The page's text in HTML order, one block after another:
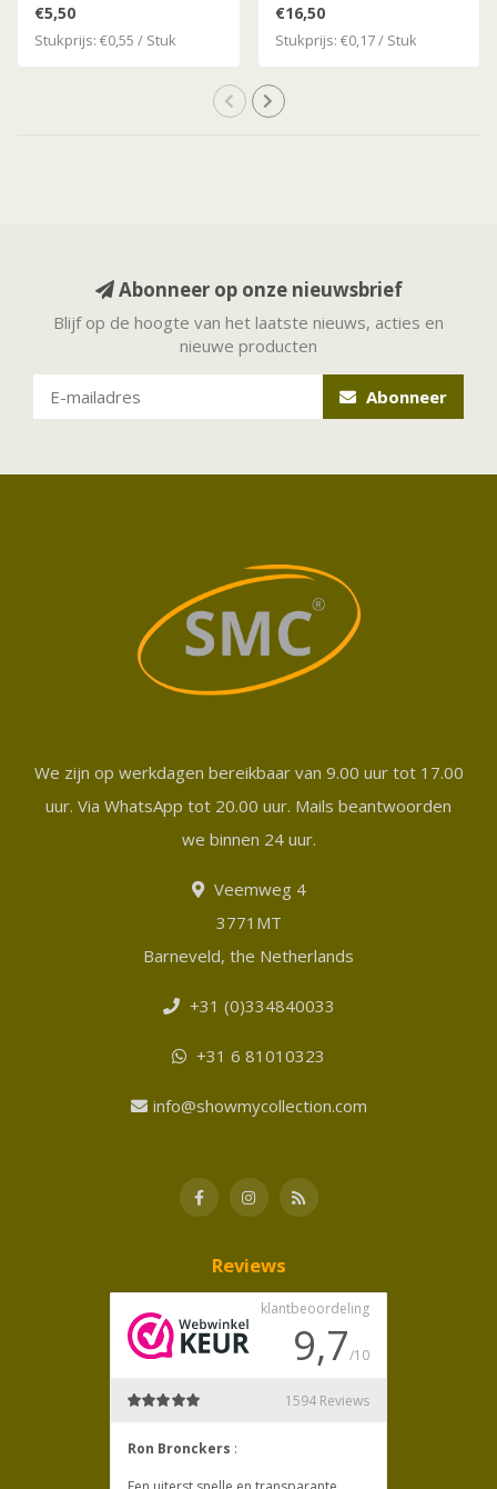
€5,50
Stukprijs: €0,55 / Stuk
€16,50
Stukprijs: €0,17 / Stuk
Abonneer op onze nieuwsbrief
Blijf op de hoogte van het laatste nieuws, acties en
nieuwe producten
Abonneer
We zijn op werkdagen bereikbaar van 9.00 uur tot 17.00
uur. Via WhatsApp tot 20.00 uur. Mails beantwoorden
we binnen 24 uur.
Veemweg 4
3771MT
Barneveld, the Netherlands
+31 (0)334840033
+31 6 81010323
info@showmycollection.com
Reviews